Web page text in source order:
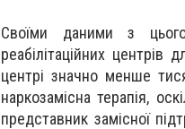
Своїми даними з цього
реабілітаційних
центрі значно менше
наркозамісна терапія,
представник замісної